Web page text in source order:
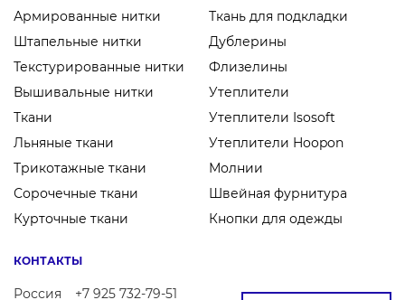
Армированные нитки
Штапельные нитки
Текстурированные нитки
Вышивальные нитки
Ткани
Льняные ткани
Трикотажные ткани
Сорочечные ткани
Курточные ткани
Ткань для подкладки
Дублерины
Флизелины
Утеплители
Утеплители Isosoft
Утеплители Hoopon
Молнии
Швейная фурнитура
Кнопки для одежды
КОНТАКТЫ
Россия +7 925 732-79-51